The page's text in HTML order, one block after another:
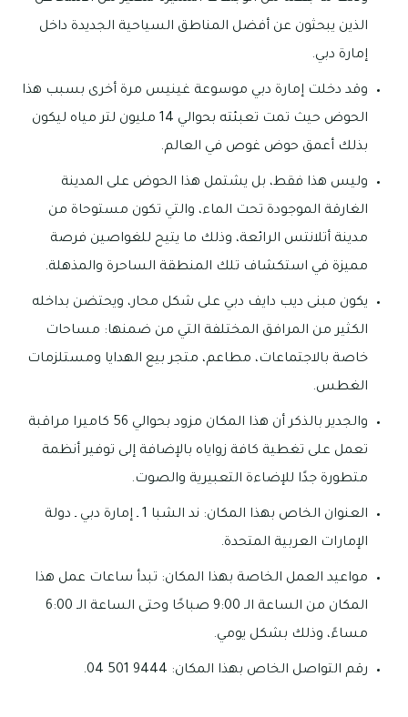
الذين يبحثون عن أفضل المناطق السياحية الجديدة داخل
إمارة دبي.
وقد دخلت إمارة دبي موسوعة غينيس مرة أخرى بسبب هذا
الحوض حيث تمت تعبئته بحوالي 14 مليون لتر مياه ليكون
بذلك أعمق حوض غوص في العالم.
وليس هذا فقط، بل يشتمل هذا الحوض على المدينة
الغارقة الموجودة تحت الماء، والتي تكون مستوحاة من
مدينة أتلانتس الرائعة، وذلك ما يتيح للغواصين فرصة
مميزة في استكشاف تلك المنطقة الساحرة والمذهلة.
يكون مبنى ديب دايف دبي على شكل محار، ويحتضن بداخله
الكثير من المرافق المختلفة التي من ضمنها: مساحات
خاصة بالاجتماعات، مطاعم، متجر بيع الهدايا ومستلزمات
الغطس.
والجدير بالذكر أن هذا المكان مزود بحوالي 56 كاميرا مراقبة
تعمل على تغطية كافة زواياه بالإضافة إلى توفير أنظمة
متطورة جدًا للإضاءة التعبيرية والصوت.
العنوان الخاص بهذا المكان: ند الشبا 1 ـ إمارة دبي ـ دولة
الإمارات العربية المتحدة.
مواعيد العمل الخاصة بهذا المكان: تبدأ ساعات عمل هذا
المكان من الساعة الـ 9:00 صباحًا وحتى الساعة الـ 6:00
مساءً، وذلك بشكل يومي.
رقم التواصل الخاص بهذا المكان: 9444 501 04.